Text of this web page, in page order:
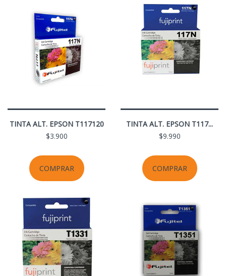
TINTA ALT. EPSON T117120
$3.900
COMPRAR
TINTA ALT. EPSON T117...
$9.990
COMPRAR